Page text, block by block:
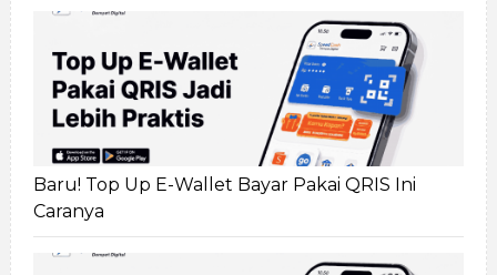
Baru! Top Up E-Wallet Bayar Pakai QRIS Ini
Caranya